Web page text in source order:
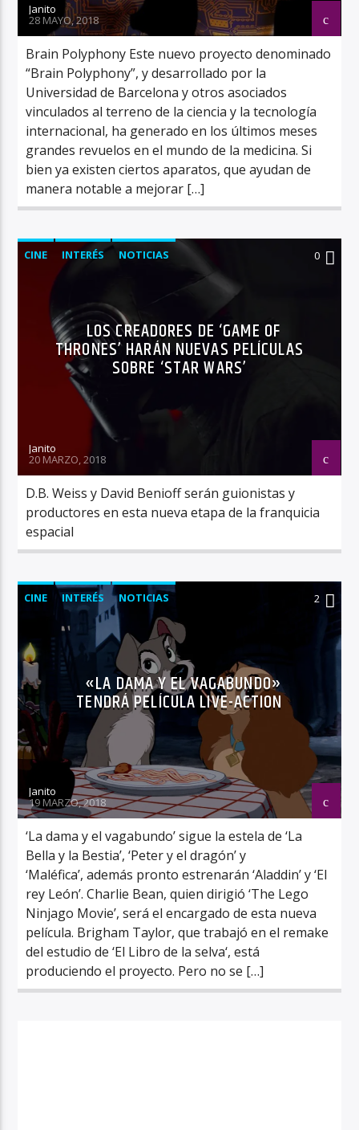
Janito
28 MAYO, 2018
Brain Polyphony Este nuevo proyecto denominado
“Brain Polyphony”, y desarrollado por la
Universidad de Barcelona y otros asociados
vinculados al terreno de la ciencia y la tecnología
internacional, ha generado en los últimos meses
grandes revuelos en el mundo de la medicina. Si
bien ya existen ciertos aparatos, que ayudan de
manera notable a mejorar […]
CINE INTERÉS NOTICIAS 0
LOS CREADORES DE ‘GAME OF
THRONES’ HARÁN NUEVAS PELÍCULAS
SOBRE ‘STAR WARS’
Janito
20 MARZO, 2018
D.B. Weiss y David Benioff serán guionistas y
productores en esta nueva etapa de la franquicia
espacial
CINE INTERÉS NOTICIAS 2
«LA DAMA Y EL VAGABUNDO»
TENDRÁ PELÍCULA LIVE-ACTION
Janito
19 MARZO, 2018
‘La dama y el vagabundo’ sigue la estela de ‘La
Bella y la Bestia’, ‘Peter y el dragón’ y
‘Maléfica’, además pronto estrenarán ‘Aladdin’ y ‘El
rey León’. Charlie Bean, quien dirigió ‘The Lego
Ninjago Movie’, será el encargado de esta nueva
película. Brigham Taylor, que trabajó en el remake
del estudio de ‘El Libro de la selva‘, está
produciendo el proyecto. Pero no se […]